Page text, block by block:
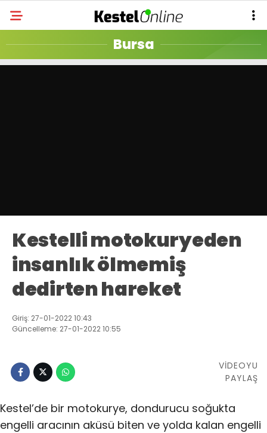
Bursa
Kestelli motokuryeden
insanlık ölmemiş
dedirten hareket
Giriş: 27-01-2022 10:43
Güncelleme: 27-01-2022 10:55
VİDEOYU
PAYLAŞ
Kestel’de bir motokurye, dondurucu soğukta
engelli aracının aküsü biten ve yolda kalan engelli